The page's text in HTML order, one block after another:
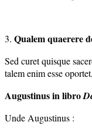
3. Qualem quaerere
Sed curet quisque
talem enim esse
Augustinus in libro
Unde Augustinus :